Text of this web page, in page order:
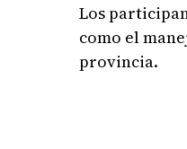
Los
como el
provincia.